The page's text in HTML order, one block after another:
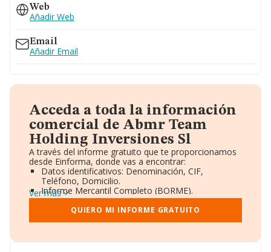
Web
Añadir Web
Email
Añadir Email
Acceda a toda la información
comercial de Abmr Team
Holding Inversiones Sl
A través del informe gratuito que te proporcionamos
desde Einforma, donde vas a encontrar:
Datos identificativos: Denominación, CIF,
Teléfono, Domicilio.
Informe Mercantil Completo (BORME).
Gráficos de Evolución Ventas y Empleados.
Consejo de Administración y Administradores.
Directivos y Ejecutivos.
Ver más
QUIERO MI INFORME GRATUITO